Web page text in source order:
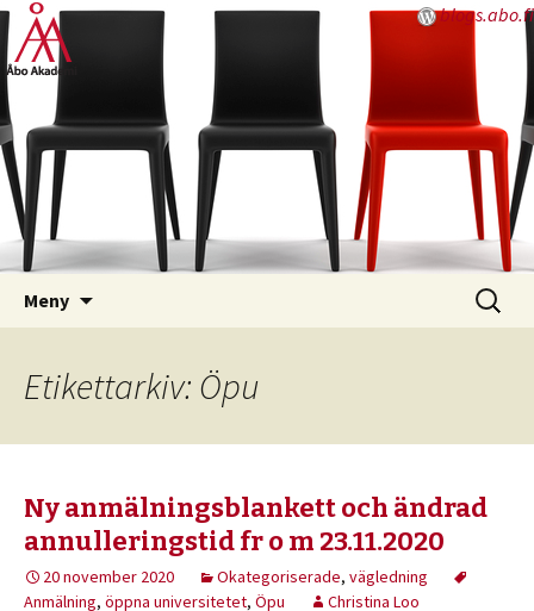
blogs.abo.fi
Meny
Sök
efter:
Etikettarkiv: Öpu
Ny anmälningsblankett och ändrad
annulleringstid fr o m 23.11.2020
20 november 2020 Okategoriserade, vägledning
Anmälning, öppna universitetet, Öpu Christina Loo